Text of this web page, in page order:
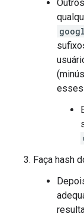
esses
Faça hash